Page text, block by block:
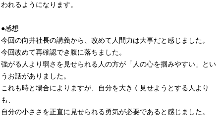
われるようになります。
●感想
今回の向井社長の講義から、改めて人間力は大事だと感じました。
今回改めて再確認でき腹に落ちました。
強がる人より弱さを見せられる人の方が「人の心を掴みやすい」とい
うお話がありました。
これも時と場合によりますが、自分を大きく見せようとする人より
も、
自分の小ささを正直に見せられる勇気が必要であると感じました。